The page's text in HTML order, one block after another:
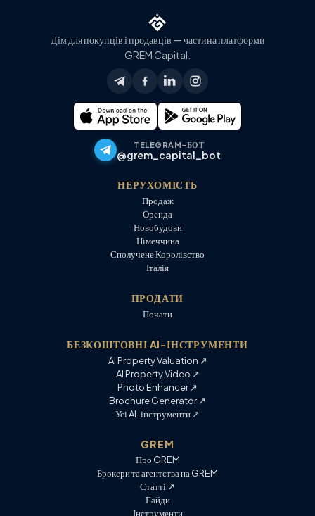
Дім для покупців і продавців — частина платформи
GREM Capital.
TELEGRAM-БОТ
@grem_capital_bot
НЕРУХОМІСТЬ
Продаж
Оренда
Новобудови
Німеччина
Сполучене Королівство
Італія
ПРОДАТИ
Почати
БЕЗКОШТОВНІ AI-ІНСТРУМЕНТИ
AI Property Valuation ↗
AI Property Video ↗
Photo Enhancer ↗
Brochure Generator ↗
Усі AI-інструменти ↗
GREM
Про GREM
Брокери та агентства на GREM
Статті ↗
Гайди
Інструменти